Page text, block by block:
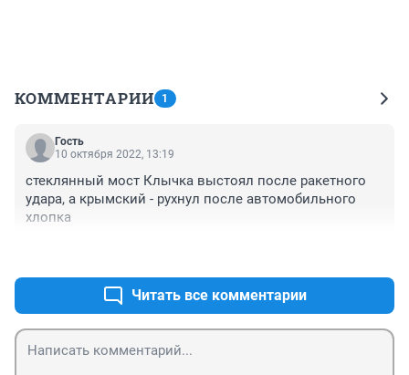
КОММЕНТАРИИ 1
Гость
10 октября 2022, 13:19
стеклянный мост Клычка выстоял после ракетного
удара, а крымский - рухнул после автомобильного
хлопка
Читать все комментарии